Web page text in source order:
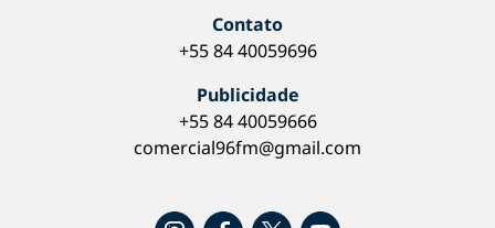
Contato
+55 84 40059696
Publicidade
+55 84 40059666
comercial96fm@gmail.com